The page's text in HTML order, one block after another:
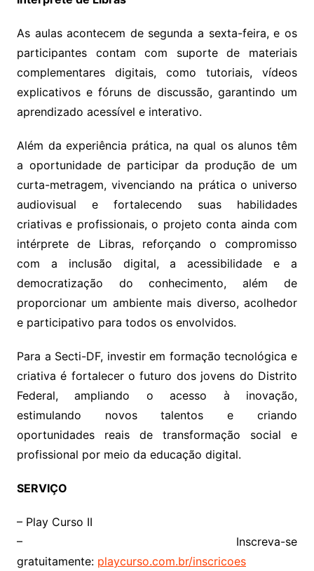
As aulas acontecem de segunda a sexta-feira, e os
participantes contam com suporte de materiais
complementares digitais, como tutoriais, vídeos
explicativos e fóruns de discussão, garantindo um
aprendizado acessível e interativo.
Além da experiência prática, na qual os alunos têm
a oportunidade de participar da produção de um
curta-metragem, vivenciando na prática o universo
audiovisual e fortalecendo suas habilidades
criativas e profissionais, o projeto conta ainda com
intérprete de Libras, reforçando o compromisso
com a inclusão digital, a acessibilidade e a
democratização do conhecimento, além de
proporcionar um ambiente mais diverso, acolhedor
e participativo para todos os envolvidos.
Para a Secti-DF, investir em formação tecnológica e
criativa é fortalecer o futuro dos jovens do Distrito
Federal, ampliando o acesso à inovação,
estimulando novos talentos e criando
oportunidades reais de transformação social e
profissional por meio da educação digital.
SERVIÇO
– Play Curso II
– Inscreva-se
gratuitamente: playcurso.com.br/inscricoes